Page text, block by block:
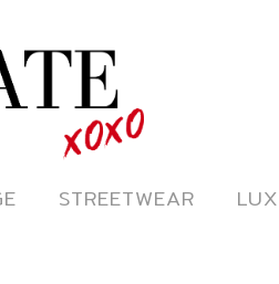
นังออนไลน์
STREETWEAR
STREETWEAR